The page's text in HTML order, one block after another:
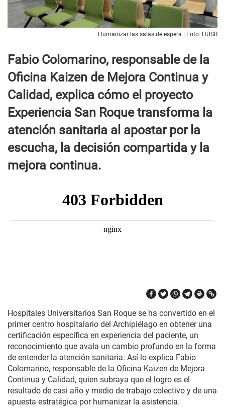
Humanizar las salas de espera | Foto: HUSR
Fabio Colomarino, responsable de la
Oficina Kaizen de Mejora Continua y
Calidad, explica cómo el proyecto
Experiencia San Roque transforma la
atención sanitaria al apostar por la
escucha, la decisión compartida y la
mejora continua.
Hospitales Universitarios San Roque se ha convertido en el
primer centro hospitalario del Archipiélago en obtener una
certificación específica en experiencia del paciente, un
reconocimiento que avala un cambio profundo en la forma
de entender la atención sanitaria. Así lo explica Fabio
Colomarino, responsable de la Oficina Kaizen de Mejora
Continua y Calidad, quien subraya que el logro es el
resultado de casi año y medio de trabajo colectivo y de una
apuesta estratégica por humanizar la asistencia.